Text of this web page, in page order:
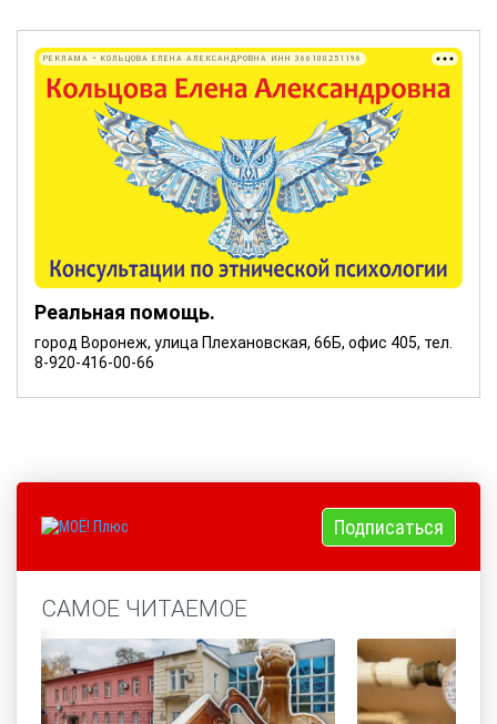
Реальная помощь.
город Воронеж, улица Плехановская, 66Б, офис 405, тел.
8-920-416-00-66
РЕКЛАМА • КОЛЬЦОВА ЕЛЕНА АЛЕКСАНДРОВНА ИНН 366100251196
Подписаться
САМОЕ ЧИТАЕМОЕ